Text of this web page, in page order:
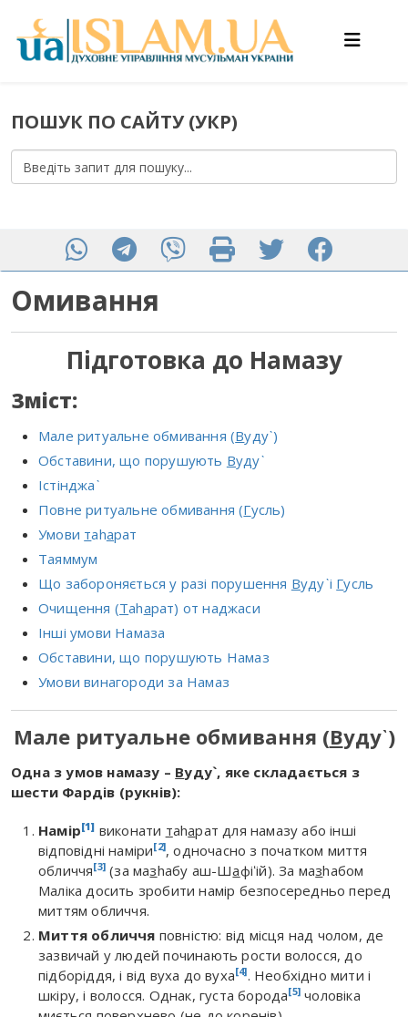
ПОШУК ПО САЙТУ (УКР)
Омивання
Підготовка до Намазу
Зміст:
Мале ритуальне обмивання (Вуду`)
Обставини, що порушують Вуду`
Істінджа`
Повне ритуальне обмивання (Гусль)
Умови таhарат
Таяммум
Що забороняється у разі порушення Вуду`і Гусль
Очищення (Таhарат) от наджаси
Інші умови Намаза
Обставини, що порушують Намаз
Умови винагороди за Намаз
Мале ритуальне обмивання (Вуду`)
Одна з умов намазу – Вуду`, яке складається з
шести Фардів (рукнів):
Намір[1] виконати таhарат для намазу або інші
відповідні наміри[2], одночасно з початком миття
обличчя[3] (за мазhабу аш-Шафіʻій). За мазhабом
Маліка досить зробити намір безпосередньо перед
миттям обличчя.
Миття обличчя повністю: від місця над чолом, де
зазвичай у людей починають рости волосся, до
підборіддя, і від вуха до вуха[4]. Необхідно мити і
шкіру, і волосся. Однак, густа борода[5] чоловіка